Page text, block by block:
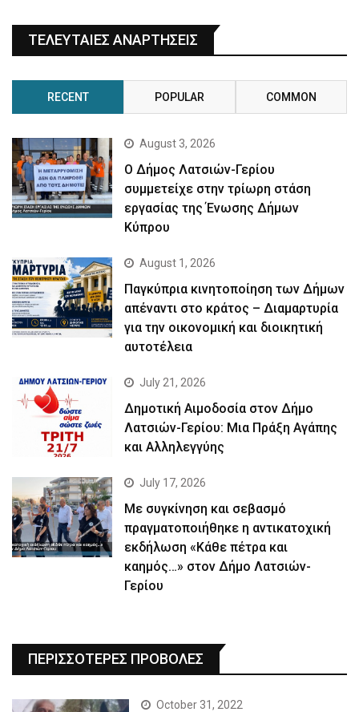
ΤΕΛΕΥΤΑΙΕΣ ΑΝΑΡΤΗΣΕΙΣ
RECENT POPULAR COMMON
August 3, 2026
Ο Δήμος Λατσιών-Γερίου
συμμετείχε στην τρίωρη στάση
εργασίας της Ένωσης Δήμων
Κύπρου
August 1, 2026
Παγκύπρια κινητοποίηση των Δήμων
απέναντι στο κράτος – Διαμαρτυρία
για την οικονομική και διοικητική
αυτοτέλεια
July 21, 2026
Δημοτική Αιμοδοσία στον Δήμο
Λατσιών-Γερίου: Μια Πράξη Αγάπης
και Αλληλεγγύης
July 17, 2026
Με συγκίνηση και σεβασμό
πραγματοποιήθηκε η αντικατοχική
εκδήλωση «Κάθε πέτρα και
καημός…» στον Δήμο Λατσιών-
Γερίου
ΠΕΡΙΣΣΟΤΕΡΕΣ ΠΡΟΒΟΛΕΣ
October 31, 2022